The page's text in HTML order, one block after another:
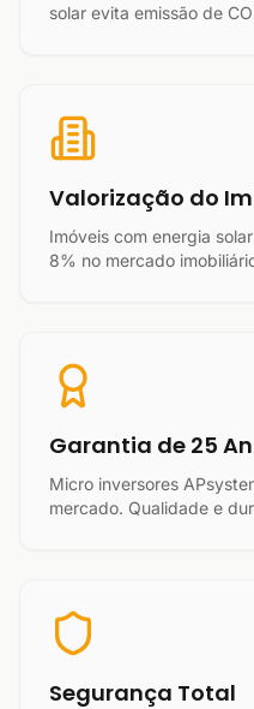
solar evita emissão de
Valorização do
Imóveis com energia
8% no mercado
Garantia de 25
Micro inversores
mercado. Qualidade e
Segurança Total